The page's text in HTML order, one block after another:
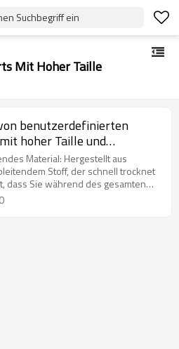
Suchbegriff ein
Mit Hoher Taille
benutzerdefinierten
hoher Taille und
von Yoga-Sets
Material: Hergestellt aus
Stoff, der schnell trocknet
dass Sie während des gesamten
und komfortabel bleiben.